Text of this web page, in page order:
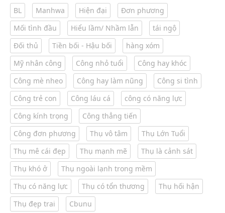
BL Manhwa Hiện đại
Đơn phương
Mối tình đầu
Hiểu lầm/ Nhầm lẫn
tái ngộ
Đối thủ
Tiền bối - Hậu bối
hàng xóm
Mỹ nhân công
Công nhỏ tuổi
Công hay khóc
Công mè nheo
Công hay làm nũng
Công si tình
Công trẻ con
Công láu cá
công có năng lực
Công kính trọng
Công thẳng tiến
Công đơn phương
Thụ vô tâm
Thụ Lớn Tuổi
Thụ mê cái đẹp
Thụ mạnh mẽ
Thụ là cảnh sát
Thụ khó ở
Thụ ngoài lạnh trong mềm
Thụ có năng lực
Thụ có tổn thương
Thụ hối hận
Thụ đẹp trai
Cbunu